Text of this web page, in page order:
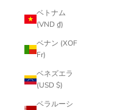
ベトナム
(VND ₫)
ベナン (XOF
Fr)
ベネズエラ
(USD $)
ベラルーシ